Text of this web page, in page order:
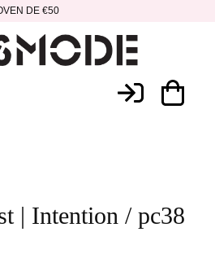
DE €50
| Intention / pc38